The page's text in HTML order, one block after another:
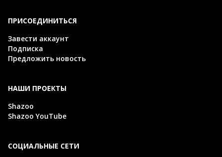
ПРИСОЕДИНИТЬСЯ
Завести аккаунт
Подписка
Предложить новость
НАШИ ПРОЕКТЫ
Shazoo
Shazoo YouTube
СОЦИАЛЬНЫЕ СЕТИ